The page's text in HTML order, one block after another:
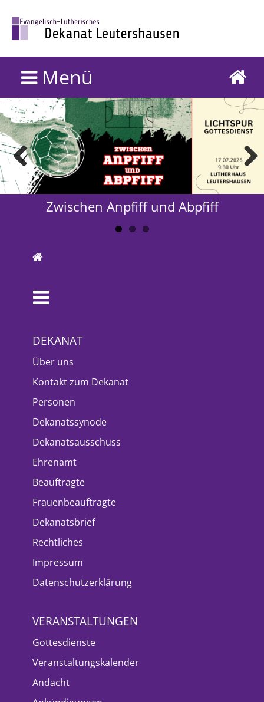
Menü
Zwischen Anpfiff und Abpfiff
Previous Next
DEKANAT
Über uns
Kontakt zum Dekanat
Personen
Dekanatssynode
Dekanatsausschuss
Ehrenamt
Beauftragte
Frauenbeauftragte
Dekanatsbrief
Rechtliches
Impressum
Datenschutzerklärung
VERANSTALTUNGEN
Gottesdienste
Veranstaltungskalender
Andacht